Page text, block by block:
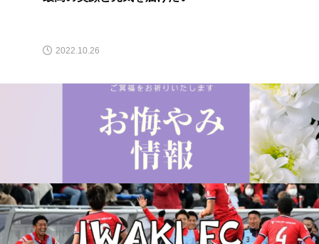
2022.10.26